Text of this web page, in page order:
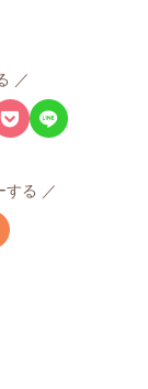
する